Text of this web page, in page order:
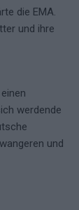
die EMA.
und ihre
werdende
und